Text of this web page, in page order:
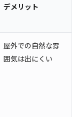
デメリット
屋外での自然な雰
囲気は出にくい